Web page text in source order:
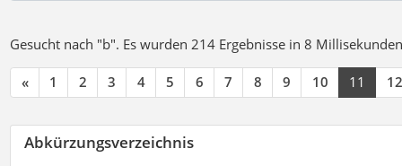
Gesucht nach "b". Es wurden 214 Ergebnisse in 8
« 1 2 3 4 5 6 7 8 9 10 11 12
Abkürzungsverzeichnis